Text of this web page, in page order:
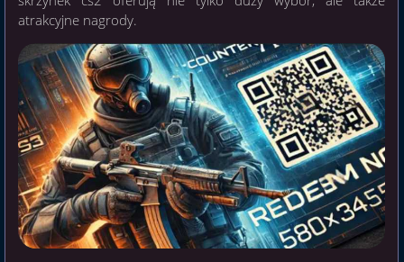
atrakcyjne nagrody.